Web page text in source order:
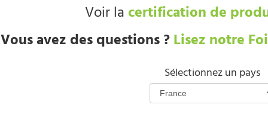
Voir lacertification de
Vous avez des questions ?Lisez notre
Sélectionnez un pays